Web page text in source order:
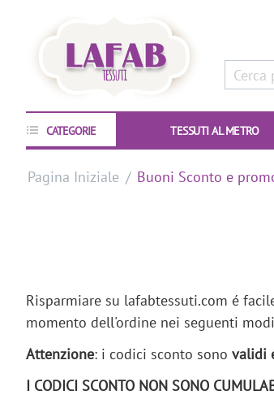
CATEGORIE TESSUTI AL METRO
Pagina Iniziale / Buoni Sconto e
Risparmiare su lafabtessuti.com é
momento dell'ordine nei seguenti
Attenzione: i codici sconto sono validi
I CODICI SCONTO NON SONO